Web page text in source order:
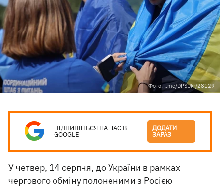
Фото: t.me/DPSUkr/28129
ПІДПИШІТЬСЯ НА НАС В
GOOGLE
ДОДАТИ
ЗАРАЗ
У четвер, 14 серпня, до України в рамках
черговогообміну полоненими з Росією